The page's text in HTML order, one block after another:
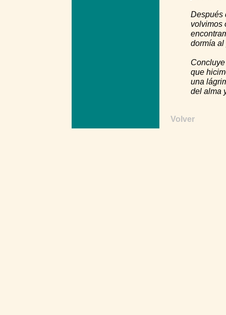
Después
volvimos
dormía al
que
una
del alma
Volver